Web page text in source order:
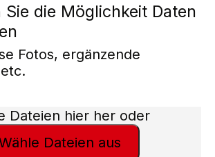
Sie die Möglichkeit Daten
Fotos, ergänzende
Dateien hier her oder
Dateien aus